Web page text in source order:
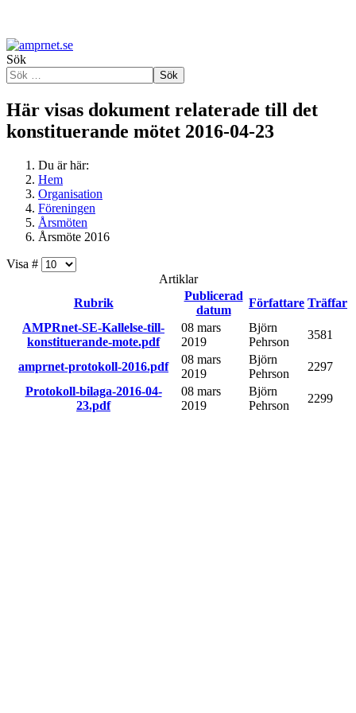
Sök
Sök
Här visas dokument relaterade till det
konstituerande mötet 2016-04-23
Du är här:
Hem
Organisation
Föreningen
Årsmöten
Årsmöte 2016
Visa #
Artiklar
Rubrik
Publicerad
datum
Författare Träffar
AMPRnet-SE-Kallelse-till-
konstituerande-mote.pdf
08 mars
2019
Björn
Pehrson
3581
amprnet-protokoll-2016.pdf
08 mars
2019
Björn
Pehrson
2297
Protokoll-bilaga-2016-04-
23.pdf
08 mars
2019
Björn
Pehrson
2299